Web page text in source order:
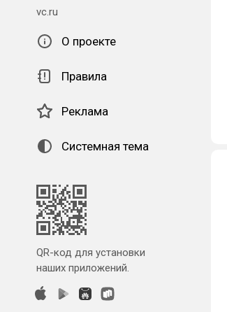
vc.ru
О проекте
Правила
Реклама
Системная тема
QR-код для установки
наших приложений.